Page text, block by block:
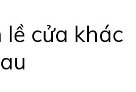
lề cửa khác